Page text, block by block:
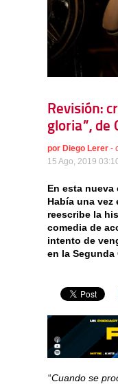
Revisión:
gloria”, de
por Diego Lerer -
15 Ago, 2019
En esta nueva
Había una vez
reescribe la
comedia de
intento de
en la Segunda
“Cuando se